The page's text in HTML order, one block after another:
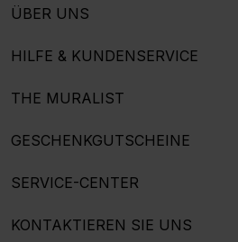
ÜBER UNS
HILFE & KUNDENSERVICE
THE MURALIST
GESCHENKGUTSCHEINE
SERVICE-CENTER
KONTAKTIEREN SIE UNS